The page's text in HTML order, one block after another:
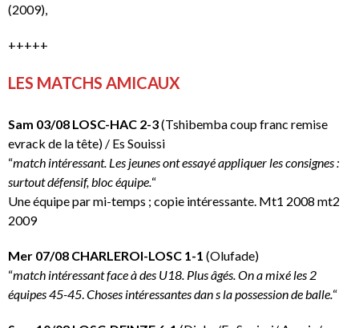
(2009),
+++++
LES MATCHS AMICAUX
Sam 03/08 LOSC-HAC 2-3(Tshibemba coup franc remise
evrack de la tête) / Es Souissi
“match intéressant. Les jeunes ont essayé appliquer les consignes :
surtout défensif, bloc équipe.“
Une équipe par mi-temps ; copie intéressante. Mt1 2008 mt2
2009
Mer 07/08 CHARLEROI-LOSC 1-1 (Olufade)
“match intéressant face à des U18. Plus âgés. On a mixé les 2
équipes 45-45.Choses intéressantes dan s la possession de balle.“